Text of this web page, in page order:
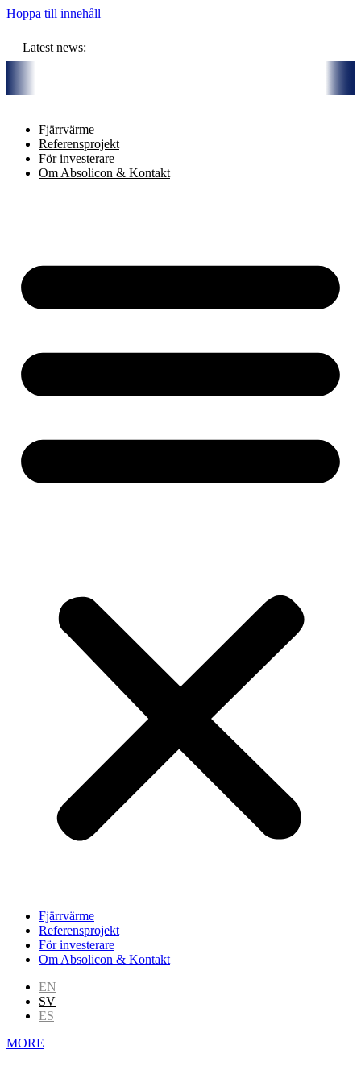
Hoppa till innehåll
Latest news:
Fjärrvärme
Referensprojekt
För investerare
Om Absolicon & Kontakt
Fjärrvärme
Referensprojekt
För investerare
Om Absolicon & Kontakt
EN
SV
ES
MORE